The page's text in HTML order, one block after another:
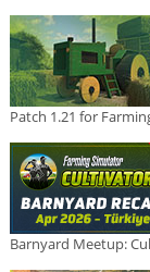
Patch 1.21 for
Barnyard Meetup: